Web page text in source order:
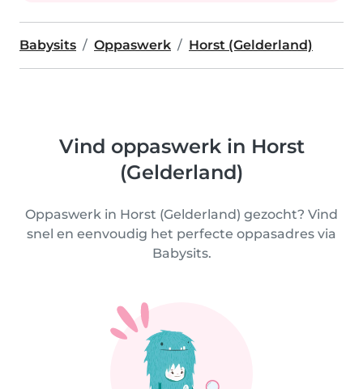
Babysits Oppaswerk Horst (Gelderland)
Vind oppaswerk in Horst
(Gelderland)
Oppaswerk in Horst (Gelderland) gezocht? Vind
snel en eenvoudig het perfecte oppasadres via
Babysits.